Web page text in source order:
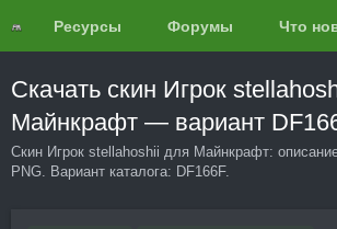
Ресурсы Форумы Что
Скачать скин Игрок
Майнкрафт — вариант
Скин Игрок stellahoshii для Майнкрафт:
PNG. Вариант каталога: DF166F.